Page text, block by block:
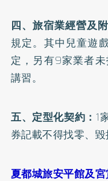
四、旅宿業經營及
規定。其中兒童遊
定，另有9家業者
講習。
五、定型化契約：1
券記載不得找零、
夏都城旅安平館及